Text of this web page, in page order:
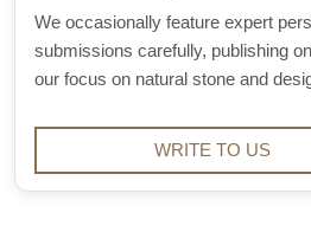
We occasionally feature expert
submissions carefully, publishing
our focus on natural stone and
WRITE TO US